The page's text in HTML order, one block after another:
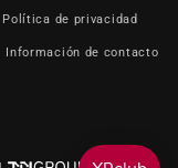
Política de privacidad
Información de contacto